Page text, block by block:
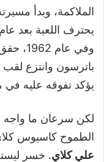
الملاكمة، وبدأ
يحترف اللعبة بعد
وفي
باترسون وانتزع لقب
يؤكد تفوقه عليه في
لكن سرعان ما
الطموح كاسيوس
علي كلاي. خسر